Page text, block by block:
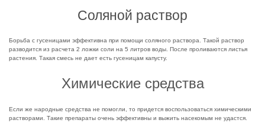
Соляной раствор
Борьба с гусеницами эффективна при помощи соляного раствора. Такой раствор
разводится из расчета 2 ложки соли на 5 литров воды. После проливаются листья
растения. Такая смесь не дает есть гусеницам капусту.
Химические средства
Если же народные средства не помогли, то придется воспользоваться химическими
растворами. Такие препараты очень эффективны и выжить насекомым не удастся.